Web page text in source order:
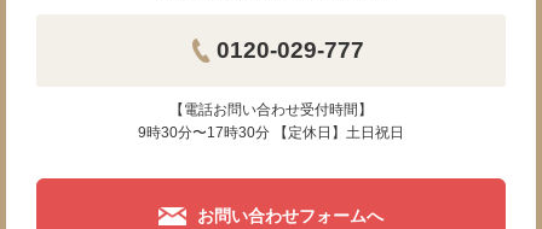
0120-029-777
【電話お問い合わせ受付時間】
9時30分〜17時30分 【定休日】土日祝日
お問い合わせフォームへ